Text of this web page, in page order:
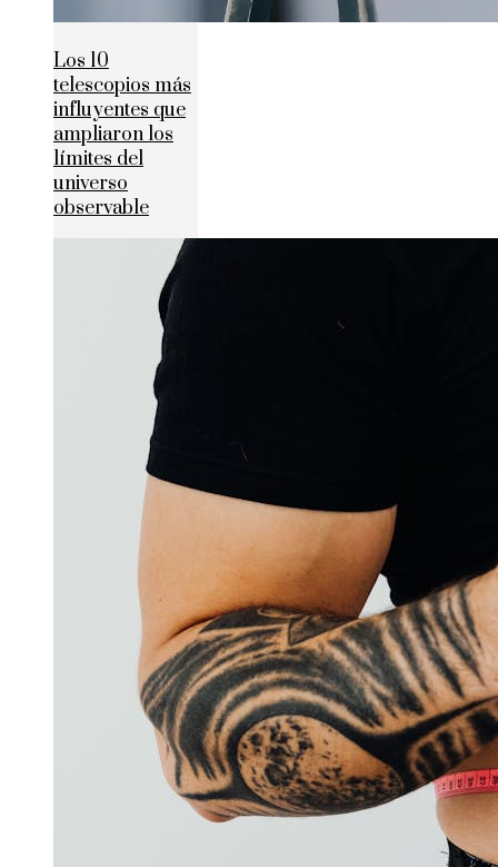
Los 10
telescopios más
influyentes que
ampliaron los
límites del
universo
observable